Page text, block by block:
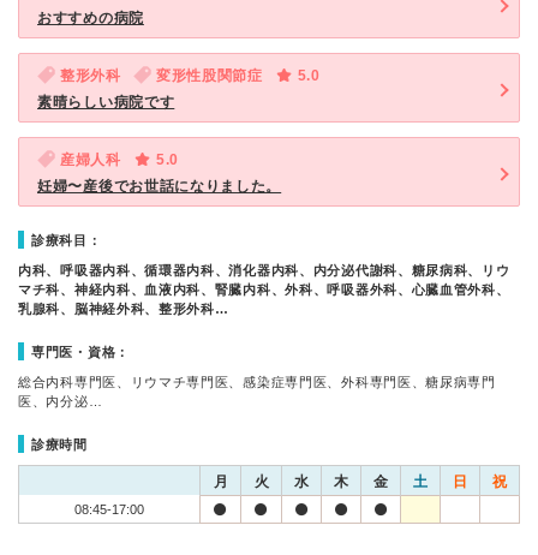
おすすめの病院
整形外科 変形性股関節症
5.0
素晴らしい病院です
産婦人科
5.0
妊婦〜産後でお世話になりました。
診療科目：
内科、呼吸器内科、循環器内科、消化器内科、内分泌代謝科、糖尿病科、リウ
マチ科、神経内科、血液内科、腎臓内科、外科、呼吸器外科、心臓血管外科、
乳腺科、脳神経外科、整形外科…
専門医・資格：
総合内科専門医、リウマチ専門医、感染症専門医、外科専門医、糖尿病専門
医、内分泌…
診療時間
月 火 水 木 金 土 日 祝
08:45-17:00